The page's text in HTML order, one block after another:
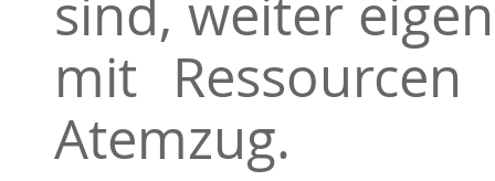
mit
Atemzug.